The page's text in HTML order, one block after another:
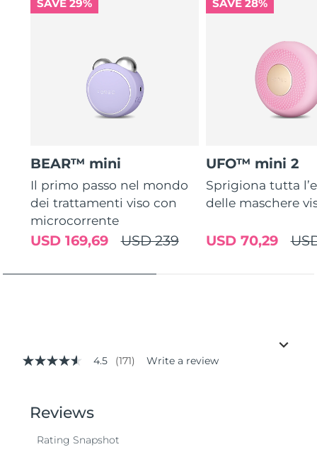
SAVE 29%
BEAR™ mini
Il primo passo nel mondo
dei trattamenti viso con
microcorrente
USD 239
USD 169,69
SAVE 28%
UFO™ mini 2
Sprigiona tutta
delle maschere
USD 70,29
4.5
stars,
rating
value.
4.5 (171) Write a review